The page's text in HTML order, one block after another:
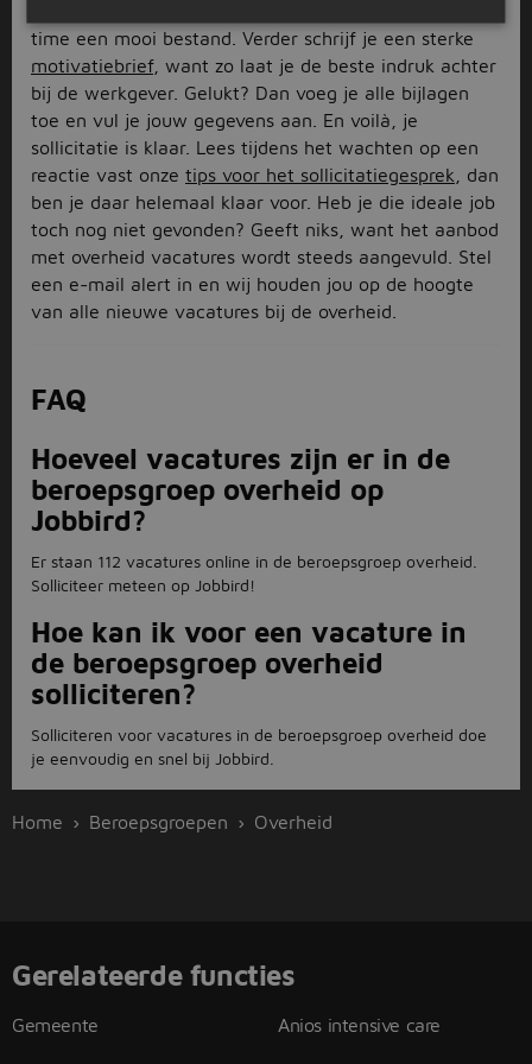
time een mooi bestand. Verder schrijf je een sterke
motivatiebrief, want zo laat je de beste indruk achter
bij de werkgever. Gelukt? Dan voeg je alle bijlagen
toe en vul je jouw gegevens aan. En voilà, je
sollicitatie is klaar. Lees tijdens het wachten op een
reactie vast onze tips voor het sollicitatiegesprek , dan
ben je daar helemaal klaar voor. Heb je die ideale job
toch nog niet gevonden? Geeft niks, want het aanbod
met overheid vacatures wordt steeds aangevuld. Stel
een e-mail alert in en wij houden jou op de hoogte
van alle nieuwe vacatures bij de overheid.
FAQ
Hoeveel vacatures zijn er in de
beroepsgroep overheid op
Jobbird?
Er staan 112 vacatures online in de beroepsgroep overheid.
Solliciteer meteen op Jobbird!
Hoe kan ik voor een vacature in
de beroepsgroep overheid
solliciteren?
Solliciteren voor vacatures in de beroepsgroep overheid doe
je eenvoudig en snel bij Jobbird.
Home Beroepsgroepen Overheid
Gerelateerde functies
Gemeente Anios intensive care